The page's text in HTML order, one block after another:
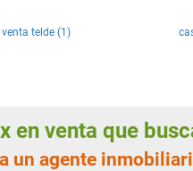
telde (1)
en venta que
un agente